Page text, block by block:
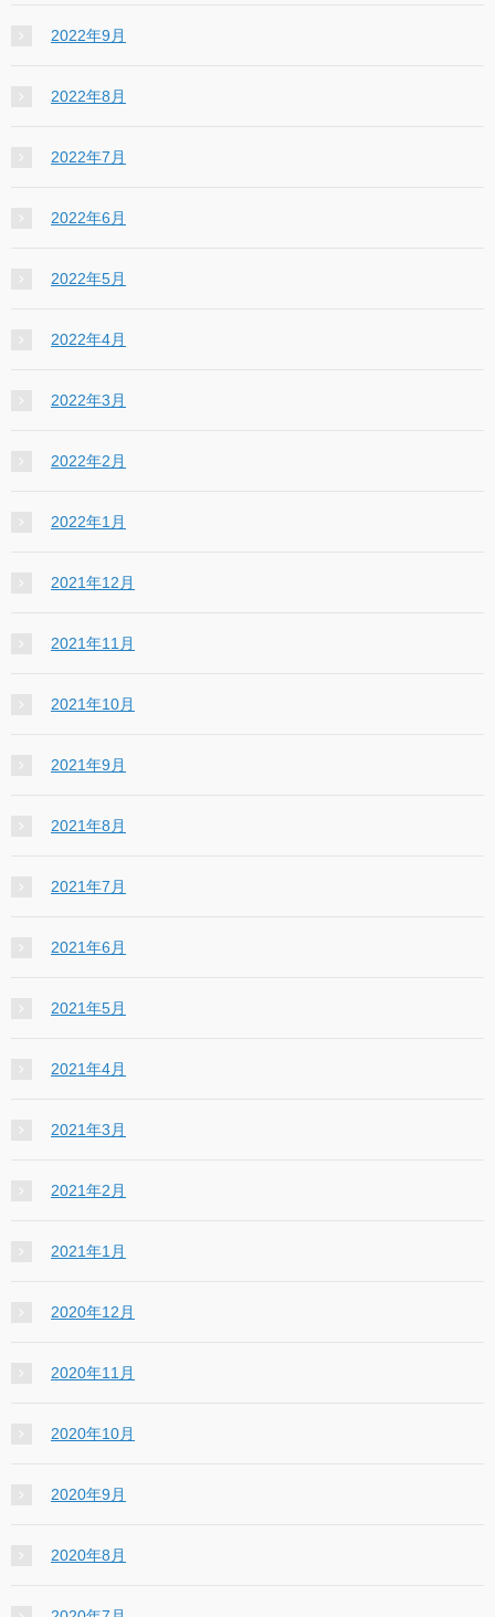
2022年9月
2022年8月
2022年7月
2022年6月
2022年5月
2022年4月
2022年3月
2022年2月
2022年1月
2021年12月
2021年11月
2021年10月
2021年9月
2021年8月
2021年7月
2021年6月
2021年5月
2021年4月
2021年3月
2021年2月
2021年1月
2020年12月
2020年11月
2020年10月
2020年9月
2020年8月